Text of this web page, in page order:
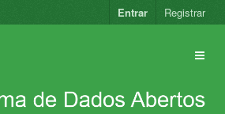
Entrar Registrar